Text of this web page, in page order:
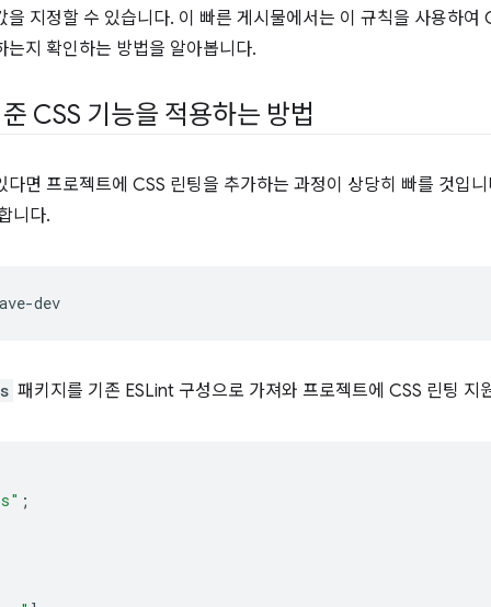
지정할 수 있습니다. 이 빠른 게시물에서는 이 규칙을 사용하여
지 확인하는 방법을 알아봅니다.
CSS 기능을 적용하는 방법
면 프로젝트에 CSS 린팅을 추가하는 과정이 상당히 빠를 것입
니다.
패키지를 기존 ESLint 구성으로 가져와 프로젝트에 CSS 린팅 지
;